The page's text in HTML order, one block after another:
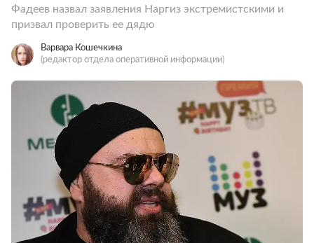
Фадеев назвал заявления Наргиз экстремистскими и
призвал проверить ее дядю
Варвара Кошечкина
(редактор отдела оперативной информации)